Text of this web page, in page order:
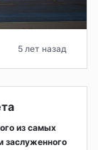
5 лет назад
из самых
заслуженного